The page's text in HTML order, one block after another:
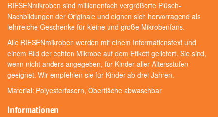
RIESENmikroben sind millionenfach vergrößerte Plüsch-
Nachbildungen der Originale und eignen sich hervorragend als
lehrreiche Geschenke für kleine und große Mikrobenfans.
Alle RIESENmikroben werden mit einem Informationstext und
einem Bild der echten Mikrobe auf dem Etikett geliefert. Sie sind,
wenn nicht anders angegeben, für Kinder aller Altersstufen
geeignet. Wir empfehlen sie für Kinder ab drei Jahren.
Material: Polyesterfasern, Oberfläche abwaschbar
Informationen